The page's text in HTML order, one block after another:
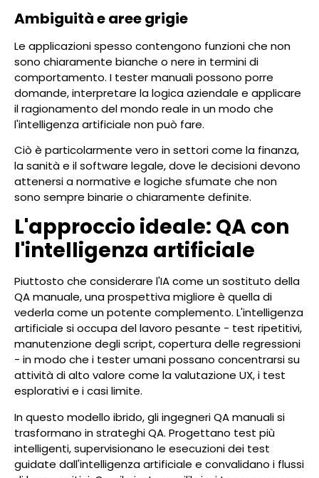
Ambiguità e aree grigie
Le applicazioni spesso contengono funzioni che non
sono chiaramente bianche o nere in termini di
comportamento. I tester manuali possono porre
domande, interpretare la logica aziendale e applicare
il ragionamento del mondo reale in un modo che
l'intelligenza artificiale non può fare.
Ciò è particolarmente vero in settori come la finanza,
la sanità e il software legale, dove le decisioni devono
attenersi a normative e logiche sfumate che non
sono sempre binarie o chiaramente definite.
L'approccio ideale: QA con
l'intelligenza artificiale
Piuttosto che considerare l'IA come un sostituto della
QA manuale, una prospettiva migliore è quella di
vederla come un potente complemento. L'intelligenza
artificiale si occupa del lavoro pesante - test ripetitivi,
manutenzione degli script, copertura delle regressioni
- in modo che i tester umani possano concentrarsi su
attività di alto valore come la valutazione UX, i test
esplorativi e i casi limite.
In questo modello ibrido, gli ingegneri QA manuali si
trasformano in strateghi QA. Progettano test più
intelligenti, supervisionano le esecuzioni dei test
guidate dall'intelligenza artificiale e convalidano i flussi